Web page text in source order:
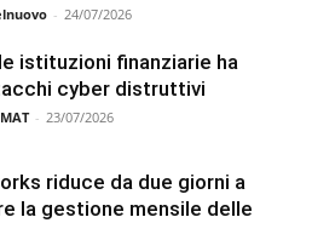
- 24/07/2026
istituzioni finanziarie ha
cyber distruttivi
- 23/07/2026
riduce da due giorni a
la gestione mensile delle